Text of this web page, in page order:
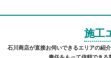
施工
石川商店が直接お伺いできるエリアの紹